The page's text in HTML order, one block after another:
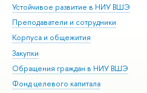
Устойчивое развитие в НИУ ВШЭ
Преподаватели и сотрудники
Корпуса и общежития
Закупки
Обращения граждан в НИУ ВШЭ
Фонд целевого капитала